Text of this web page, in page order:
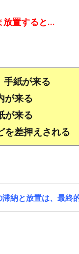
放置すると…
紙が来る
が来る
が来る
差押えされる
滞納と放置は、最終